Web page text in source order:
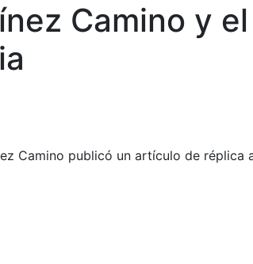
Camino y
Camino publicó un artículo de réplica